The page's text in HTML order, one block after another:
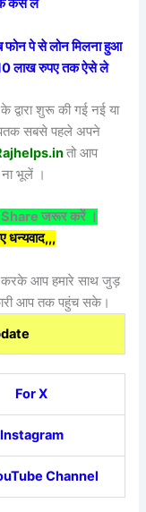
कैसे लें
पे से लोन मिलना हुआ
लाख रुपए तक ऐसे ले
शुरू की गई नई या
सबसे पहले अपने
तो आप
ना भूलें ।
Share जरूर करें ।
धन्यवाद,,,
करके आप हमारे साथ जुड़
आप तक पहुंच सके।
For X
Instagram
Channel